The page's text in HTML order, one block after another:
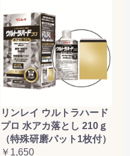
リンレイ ウルトラハード
プロ 水アカ落とし 210ｇ
（特殊研磨パット1枚付）
￥1,650